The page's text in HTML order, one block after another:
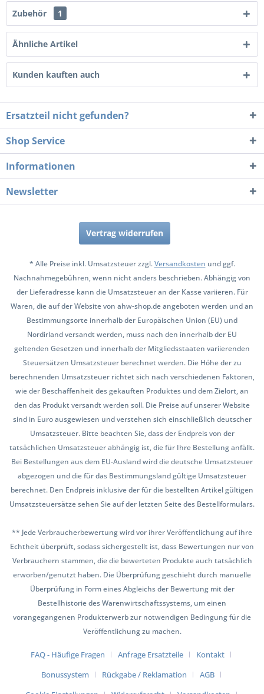
Zubehör 1
Ähnliche Artikel
Kunden kauften auch
Ersatzteil nicht gefunden?
Shop Service
Informationen
Newsletter
Vertrag widerrufen
* Alle Preise inkl. Umsatzsteuer zzgl.Versandkosten und ggf.
Nachnahmegebühren, wenn nicht anders beschrieben. Abhängig von
der Lieferadresse kann die Umsatzsteuer an der Kasse variieren. Für
Waren, die auf der Website von ahw-shop.de angeboten werden und an
Bestimmungsorte innerhalb der Europäischen Union (EU) und
Nordirland versandt werden, muss nach den innerhalb der EU
geltenden Gesetzen und innerhalb der Mitgliedsstaaten variierenden
Steuersätzen Umsatzsteuer berechnet werden. Die Höhe der zu
berechnenden Umsatzsteuer richtet sich nach verschiedenen Faktoren,
wie der Beschaffenheit des gekauften Produktes und dem Zielort, an
den das Produkt versandt werden soll. Die Preise auf unserer Website
sind in Euro ausgewiesen und verstehen sich einschließlich deutscher
Umsatzsteuer. Bitte beachten Sie, dass der Endpreis von der
tatsächlichen Umsatzsteuer abhängig ist, die für Ihre Bestellung anfällt.
Bei Bestellungen aus dem EU-Ausland wird die deutsche Umsatzsteuer
abgezogen und die für das Bestimmungsland gültige Umsatzsteuer
berechnet. Den Endpreis inklusive der für die bestellten Artikel gültigen
Umsatzsteuersätze sehen Sie auf der letzten Seite des Bestellformulars.
** Jede Verbraucherbewertung wird vor ihrer Veröffentlichung auf ihre
Echtheit überprüft, sodass sichergestellt ist, dass Bewertungen nur von
Verbrauchern stammen, die die bewerteten Produkte auch tatsächlich
erworben/genutzt haben. Die Überprüfung geschieht durch manuelle
Überprüfung in Form eines Abgleichs der Bewertung mit der
Bestellhistorie des Warenwirtschaftssystems, um einen
vorangegangenen Produkterwerb zur notwendigen Bedingung für die
Veröffentlichung zu machen.
FAQ - Häufige Fragen Anfrage Ersatzteile
Kontakt
Bonussystem
Rückgabe / Reklamation
AGB